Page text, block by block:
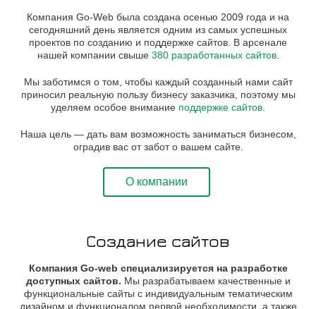
Компания Go-Web была создана осенью 2009 года и на
сегодняшний день является одним из самых успешных
проектов по созданию и поддержке сайтов. В арсенале
нашей компании свыше 380 разработанных сайтов.
Мы заботимся о том, чтобы каждый созданный нами сайт
приносил реальную пользу бизнесу заказчика, поэтому мы
уделяем особое внимание поддержке сайтов
Наша цель — дать вам возможность заниматься бизнесом,
оградив вас от забот о вашем сайте.
О компании
Создание сайтов
Компания Go-web специализируется на разработке
доступных сайтов. Мы разрабатываем качественные и
функциональные сайты с индивидуальным тематическим
дизайном и функционалом первой необходимости, а также